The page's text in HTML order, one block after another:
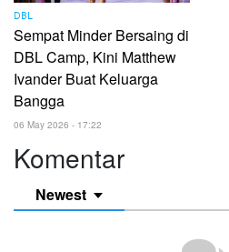
DBL
Sempat Minder Bersaing di
DBL Camp, Kini Matthew
Ivander Buat Keluarga
Bangga
06 May 2026 - 17:22
Komentar
Newest